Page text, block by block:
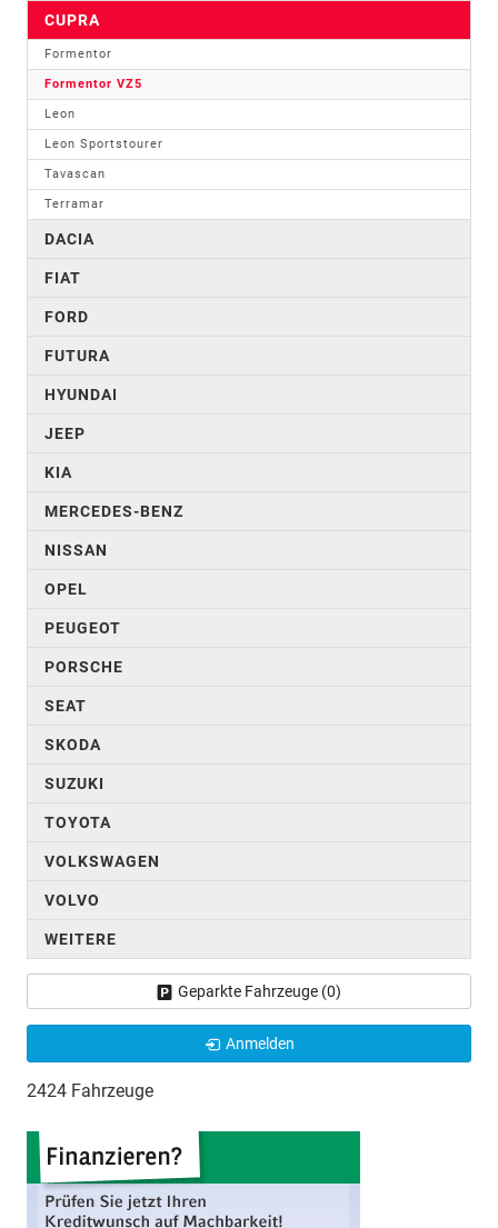
CUPRA
Formentor
Formentor VZ5
Leon
Leon Sportstourer
Tavascan
Terramar
DACIA
FIAT
FORD
FUTURA
HYUNDAI
JEEP
KIA
MERCEDES-BENZ
NISSAN
OPEL
PEUGEOT
PORSCHE
SEAT
SKODA
SUZUKI
TOYOTA
VOLKSWAGEN
VOLVO
WEITERE
Geparkte Fahrzeuge (0)
Anmelden
2424 Fahrzeuge